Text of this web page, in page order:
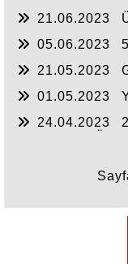
Yakalayabilir
21.06.2023
05.06.2023
21.05.2023
01.05.2023
24.04.2023